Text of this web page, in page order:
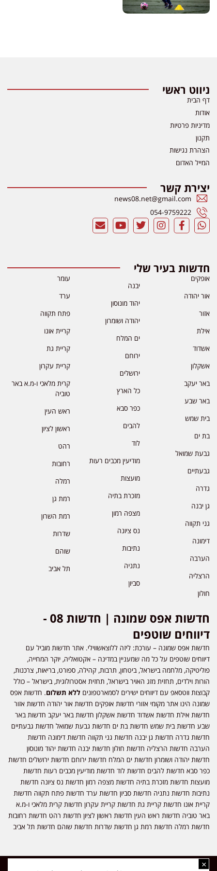
ניווט ראשי
דף הבית
אודות
מדיניות פרטיות
תקנון
הצהרת נגישות
המייל האדום
יצירת קשר
news08.net@gmail.com
054-9759222
חדשות בעיר שלי
אופקים
אור יהודה
אזור
אילת
אשדוד
אשקלון
באר יעקב
באר שבע
בית שמש
בת ים
גבעת שמואל
גבעתיים
גדרה
גן יבנה
גני תקווה
דימונה
הערבה
הרצליה
חולון
יבנה
יהוד מונוסון
יהודה ושומרון
ים המלח
ירוחם
ירושלים
כל הארץ
כפר סבא
להבים
לוד
מודיעין מכבים רעות
מועצות
מזכרת בתיה
מצפה רמון
נס ציונה
נתיבות
נתניה
סביון
עומר
ערד
פתח תקווה
קריית אונו
קריית גת
קריית עקרון
קרית מלאכי ו-מ.א באר
טוביה
ראש העין
ראשון לציון
רהט
רחובות
רמלה
רמת גן
רמת השרון
שדרות
שוהם
תל אביב
חדשות אפס שמונה | חדשות 08 -
דיווחים שוטפים
חדשות אפס שמונה – עורכת: ליזה ללוצאשווילי. אתר חדשות מוביל עם
דיווחים שוטפים על כל מה שמעניין במדינה – אקטואליה, יוקר המחייה,
פוליטיקה, מלחמה בישראל, ביטחון, תרבות, קהילה, ספורט, בריאות, צרכנות,
הורות וילדים, תחזית מזג האויר בישראל, תחזית אסטרולוגית, בישראל – כולל
קבוצות ווטסאפ עם דיווחים ישירים לסמארטפונים ללא תשלום. חדשות אפס
שמונה הינו אתר מקומי אזורי חדשות אופקים חדשות אור יהודה חדשות אזור
חדשות אילת חדשות אשדוד חדשות אשקלון חדשות באר יעקב חדשות באר
שבע חדשות בית שמש חדשות בת ים חדשות גבעת שמואל חדשות גבעתיים
חדשות גדרה חדשות גן יבנה חדשות גני תקווה חדשות דימונה חדשות
הערבה חדשות הרצליה חדשות חולון חדשות יבנה חדשות יהוד מונוסון
חדשות יהודה ושומרון חדשות ים המלח חדשות ירוחם חדשות ירושלים חדשות
כפר סבא חדשות להבים חדשות לוד חדשות מודיעין מכבים רעות חדשות
מועצות חדשות מזכרת בתיה חדשות מצפה רמון חדשות נס ציונה חדשות
נתיבות חדשות נתניה חדשות סביון חדשות ערד חדשות פתח תקווה חדשות
קריית אונו חדשות קריית גת חדשות קריית עקרון חדשות קרית מלאכי ו-מ.א
באר טוביה חדשות ראש העין חדשות ראשון לציון חדשות רהט חדשות רחובות
חדשות רמלה חדשות רמת גן חדשות שדרות חדשות שוהם חדשות תל אביב
×